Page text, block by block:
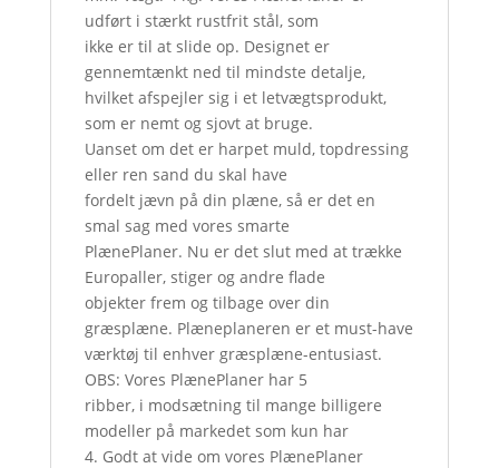
udført i stærkt rustfrit stål, som
ikke er til at slide op. Designet er
gennemtænkt ned til mindste detalje,
hvilket afspejler sig i et letvægtsprodukt,
som er nemt og sjovt at bruge.
Uanset om det er harpet muld, topdressing
eller ren sand du skal have
fordelt jævn på din plæne, så er det en
smal sag med vores smarte
PlænePlaner. Nu er det slut med at trække
Europaller, stiger og andre flade
objekter frem og tilbage over din
græsplæne. Plæneplaneren er et must-have
værktøj til enhver græsplæne-entusiast.
OBS: Vores PlænePlaner har 5
ribber, i modsætning til mange billigere
modeller på markedet som kun har
4. Godt at vide om vores PlænePlaner